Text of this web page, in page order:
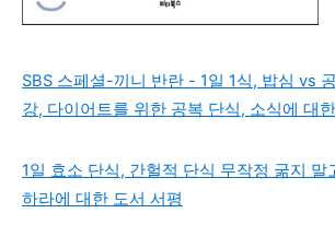
SBS 스페셜-끼니 반란 - 1일 1식, 밥심 vs
강, 다이어트를 위한 공복 단식, 소식에 대
1일 효소 단식, 간헐적 단식 무작정 굶지 말
하라에 대한 도서 서평